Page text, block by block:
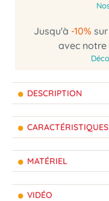
Jusqu'à -10%
avec
DESCRIPTION
CARACTÉRISTIQUES
MATÉRIEL
VIDÉO